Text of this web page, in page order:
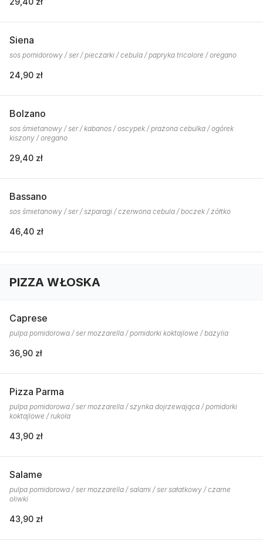
Siena
sos pomidorowy / ser / pieczarki / cebula / papryka tricolore / oregano
24,90 zł
Bolzano
sos śmietanowy / ser / kabanos / oscypek / prażona cebulka / ogórek
kiszony / oregano
29,40 zł
Bassano
sos śmietanowy / ser / szparagi / czerwona cebula / boczek / żółtko
46,40 zł
PIZZA WŁOSKA
Caprese
pulpa pomidorowa / ser mozzarella / pomidorki koktajlowe / bazylia
36,90 zł
Pizza Parma
pulpa pomidorowa / ser mozzarella / szynka dojrzewająca / pomidorki
koktajlowe / rukola
43,90 zł
Salame
pulpa pomidorowa / ser mozzarella / salami / ser sałatkowy / czarne
oliwki
43,90 zł